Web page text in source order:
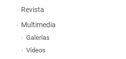
Revista
Multimedia
Galerías
Vídeos